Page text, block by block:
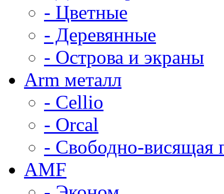
- Цветные
- Деревянные
- Острова и экраны
Arm металл
- Cellio
- Orcal
- Свободно-висящая
AMF